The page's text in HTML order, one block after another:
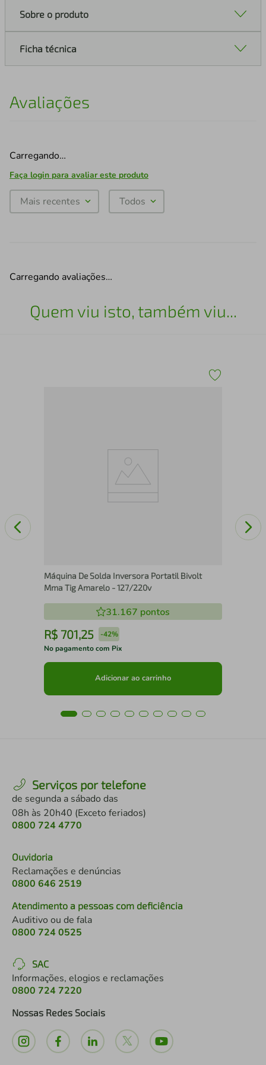
Sobre o produto
Ficha técnica
Avaliações
Carregando…
Faça login para avaliar este produto
Mais recentes Todos
Carregando avaliações…
Quem viu isto, também viu...
Máquina De Solda Inversora Portatil Bivolt
Mma Tig Amarelo - 127/220v
31.167 pontos
R$ 701,25 -42%
No pagamento com Pix
Adicionar ao carrinho
Serviços por telefone
de segunda a sábado das
08h às 20h40 (Exceto feriados)
0800 724 4770
Ouvidoria
Reclamações e denúncias
0800 646 2519
Atendimento a pessoas com deficiência
Auditivo ou de fala
0800 724 0525
SAC
Informações, elogios e reclamações
0800 724 7220
Nossas Redes Sociais